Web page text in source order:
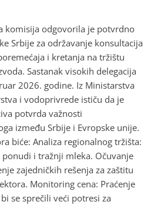
komisija odgovorila je potvrdno
Srbije za održavanje konsultacija
i kretanja na tržištu
Sastanak visokih delegacija
2026. godine. Iz Ministarstva
i vodoprivrede ističu da je
potvrda važnosti
između Srbije i Evropske unije.
biće: Analiza regionalnog tržišta:
ponudi i tražnji mleka. Očuvanje
zajedničkih rešenja za zaštitu
Monitoring cena: Praćenje
se sprečili veći potresi za